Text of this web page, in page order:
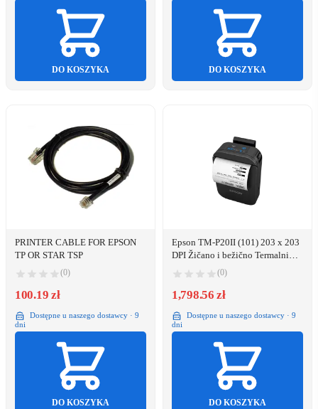
DO KOSZYKA DO KOSZYKA
PRINTER CABLE FOR EPSON
TP OR STAR TSP
(0)
100.19 zł
Dostępne u naszego dostawcy · 9
dni
DO KOSZYKA
Epson TM-P20II (101) 203 x 203
DPI Žičano i bežično Termalni
Mobilni pisač
(0)
1,798.56 zł
Dostępne u naszego dostawcy · 9
dni
DO KOSZYKA